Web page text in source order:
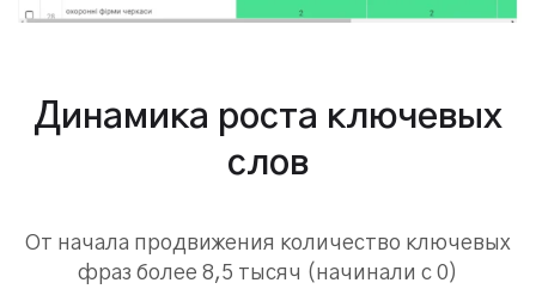
Динамика роста ключевых
слов
От начала продвижения количество ключевых
фраз более 8,5 тысяч (начинали с 0)